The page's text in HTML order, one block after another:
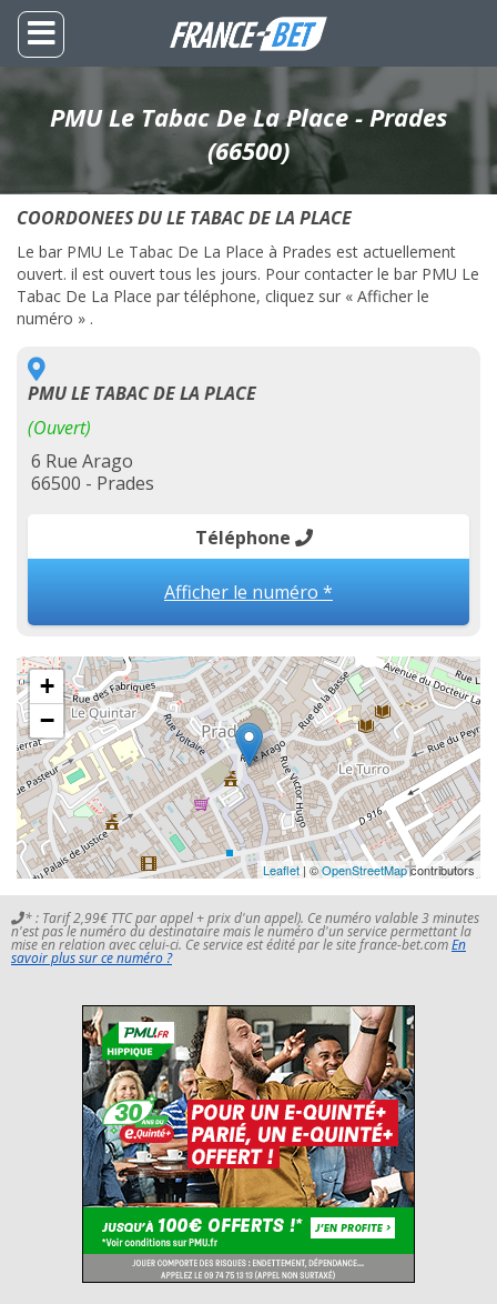
PMU Le Tabac De La Place - Prades
(66500)
COORDONEES DU LE TABAC DE LA PLACE
Le bar PMU Le Tabac De La Place à Prades est actuellement
ouvert. il est ouvert tous les jours. Pour contacter le bar PMU Le
Tabac De La Place par téléphone, cliquez sur « Afficher le
numéro » .
PMU LE TABAC DE LA PLACE
(Ouvert)
6 Rue Arago
66500 - Prades
Téléphone
Afficher le numéro *
+
−
Leaflet | ©OpenStreetMapcontributors
* : Tarif 2,99€ TTC par appel + prix d'un appel). Ce numéro valable 3 minutes
n'est pas le numéro du destinataire mais le numéro d'un service permettant la
mise en relation avec celui-ci. Ce service est édité par le site france-bet.comEn
savoir plus sur ce numéro ?